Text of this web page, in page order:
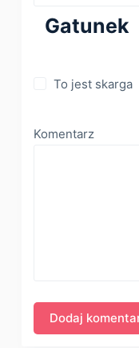
Gatunek
To jest skarga
Komentarz